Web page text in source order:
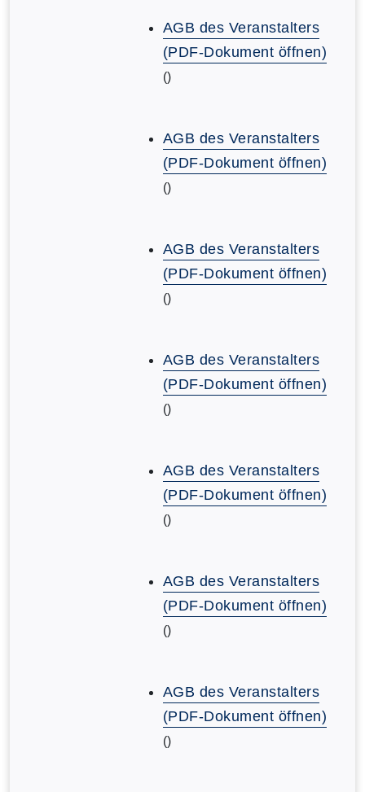
AGB des Veranstalters
(PDF-Dokument öffnen)
()
AGB des Veranstalters
(PDF-Dokument öffnen)
()
AGB des Veranstalters
(PDF-Dokument öffnen)
()
AGB des Veranstalters
(PDF-Dokument öffnen)
()
AGB des Veranstalters
(PDF-Dokument öffnen)
()
AGB des Veranstalters
(PDF-Dokument öffnen)
()
AGB des Veranstalters
(PDF-Dokument öffnen)
()